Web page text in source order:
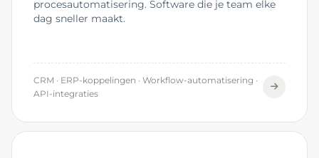
procesautomatisering. Software die je team elke
dag sneller maakt.
CRM · ERP-koppelingen · Workflow-automatisering ·
API-integraties